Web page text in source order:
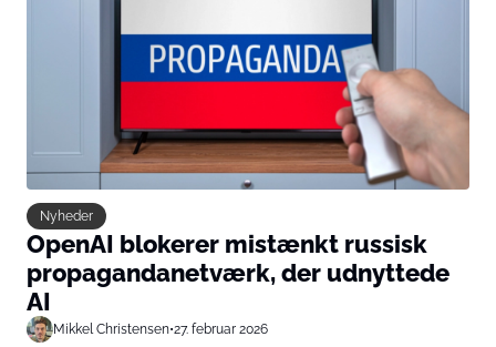
Nyheder
OpenAI blokerer mistænkt russisk
propagandanetværk, der udnyttede
AI
Mikkel Christensen•27. februar 2026